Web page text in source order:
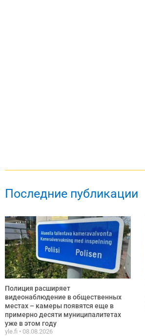
Последние публикации
Полиция расширяет
видеонаблюдение в общественных
местах – камеры появятся еще в
примерно десяти муниципалитетах
уже в этом году
yle.fi 08.08.2026